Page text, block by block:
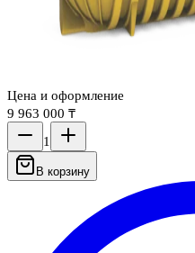
Цена и оформление
9 963 000 ₸
1
В корзину